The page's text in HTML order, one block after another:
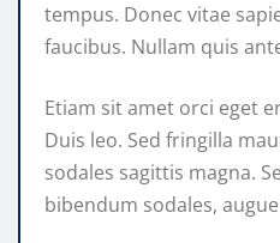
tempus. Donec vitae
faucibus. Nullam quis
Etiam sit amet orci eget
Duis leo. Sed fringilla
sodales sagittis magna.
bibendum sodales,